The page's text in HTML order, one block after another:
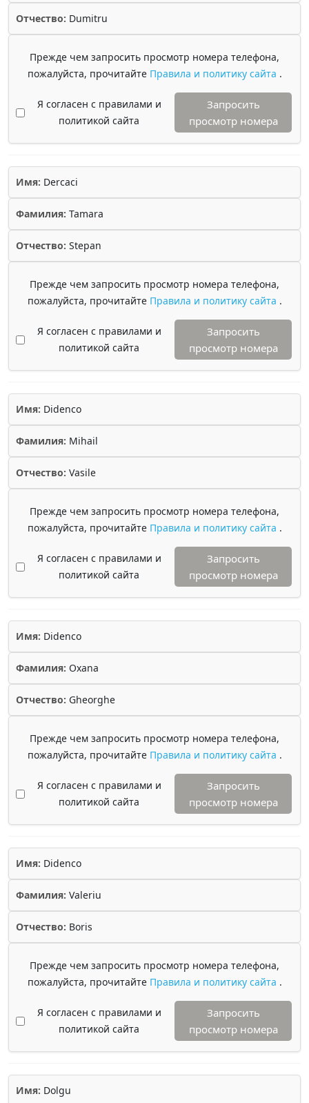
Отчество: Dumitru
Прежде чем запросить просмотр номера телефона,
пожалуйста, прочитайте Правила и политику сайта .
Я согласен с правилами и
политикой сайта
Запросить
просмотр номера
Имя: Dercaci
Фамилия: Tamara
Отчество: Stepan
Прежде чем запросить просмотр номера телефона,
пожалуйста, прочитайте Правила и политику сайта .
Я согласен с правилами и
политикой сайта
Запросить
просмотр номера
Имя: Didenco
Фамилия: Mihail
Отчество: Vasile
Прежде чем запросить просмотр номера телефона,
пожалуйста, прочитайте Правила и политику сайта .
Я согласен с правилами и
политикой сайта
Запросить
просмотр номера
Имя: Didenco
Фамилия: Oxana
Отчество: Gheorghe
Прежде чем запросить просмотр номера телефона,
пожалуйста, прочитайте Правила и политику сайта .
Я согласен с правилами и
политикой сайта
Запросить
просмотр номера
Имя: Didenco
Фамилия: Valeriu
Отчество: Boris
Прежде чем запросить просмотр номера телефона,
пожалуйста, прочитайте Правила и политику сайта .
Я согласен с правилами и
политикой сайта
Запросить
просмотр номера
Имя: Dolgu